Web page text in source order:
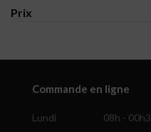
Prix
Commande en ligne
Lundi
08h -